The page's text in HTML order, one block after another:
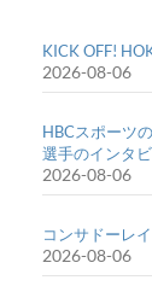
KICK OFF!
2026-08-06
HBCスポーツ
選手のインタ
2026-08-06
コンサドーレ
2026-08-06